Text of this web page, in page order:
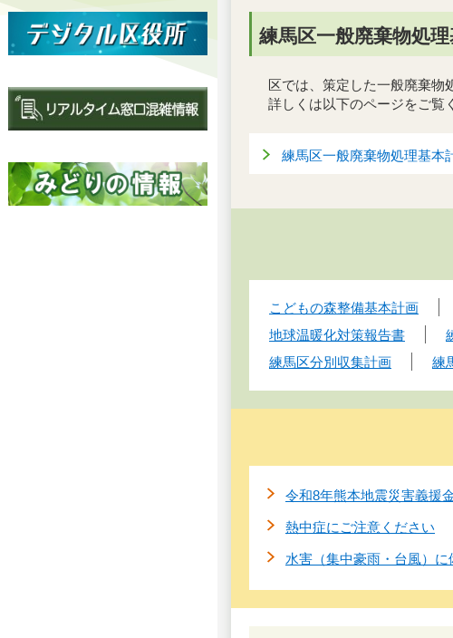
練馬区一般廃棄物処
区では、策定した一般廃棄物
詳しくは以下のページをご覧
練馬区一般廃棄物処理基本
こどもの森整備基本計画
地球温暖化対策報告書
練馬区分別収集計画
練
令和8年熊本地震災害義援
熱中症にご注意ください
水害（集中豪雨・台風）に